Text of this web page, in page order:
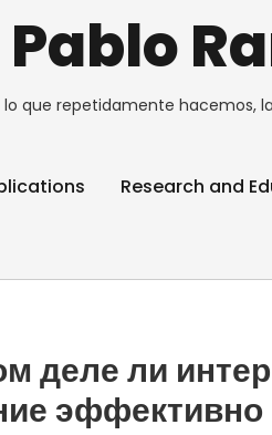
Pablo
lo que repetidamente hacemos,
Research and
деле ли
эффективно